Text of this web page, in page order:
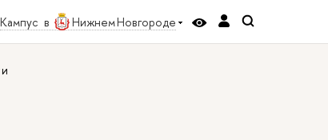
Кампус в Нижнем Новгороде